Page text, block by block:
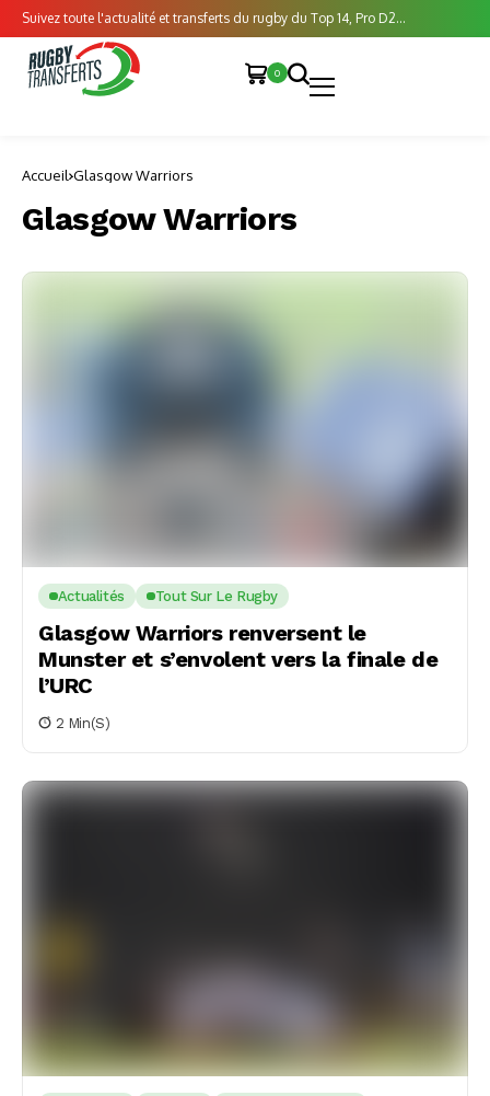
Suivez toute l'actualité et transferts du rugby du Top 14, Pro D2...
0
Accueil Glasgow Warriors
Glasgow Warriors
Actualités Tout Sur Le Rugby
Glasgow Warriors renversent le
Munster et s’envolent vers la finale de
l’URC
2 Min(s)